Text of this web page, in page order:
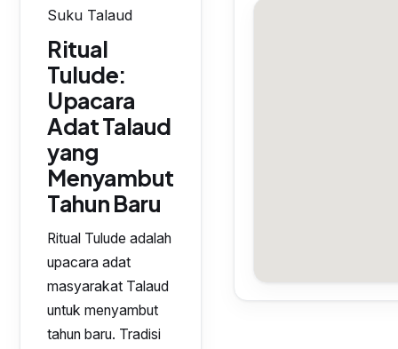
Suku Talaud
Ritual
Tulude:
Upacara
Adat Talaud
yang
Menyambut
Tahun Baru
Ritual Tulude adalah
upacara adat
masyarakat Talaud
untuk menyambut
tahun baru. Tradisi